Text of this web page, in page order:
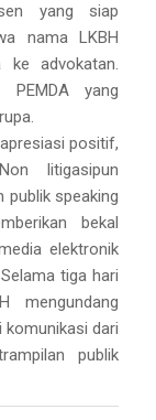
yang siap
nama LKBH
ke advokatan.
yang
positif,
litigasipun
publik speaking
bekal
elektronik
tiga hari
mengundang
komunikasi dari
publik